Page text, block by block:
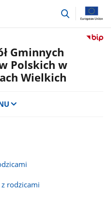
przejdź
Przejdź
Gminnych
Polskich w
Wielkich
rodzicami